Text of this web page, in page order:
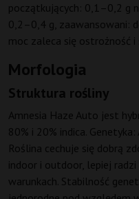
początkujących: 0,1–0,2 g
0,2–0,4 g, zaawansowani:
moc zaleca się ostrożność
Morfologia
Struktura rośliny
Amnesia Haze Auto jest
80% i 20% indica.
Roślina cechuje się dobrą
indoor i outdoor, lepiej
warunkach. Stabilność